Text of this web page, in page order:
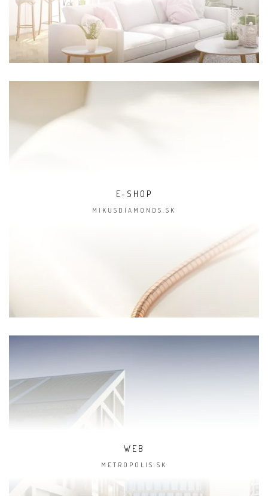
E-SHOP
MIKUSDIAMONDS.SK
WEB
METROPOLIS.SK